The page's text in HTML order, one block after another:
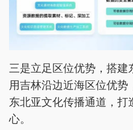
三是立足区位优势，搭建
用吉林沿边近海区位优势
东北亚文化传播通道，打
心。